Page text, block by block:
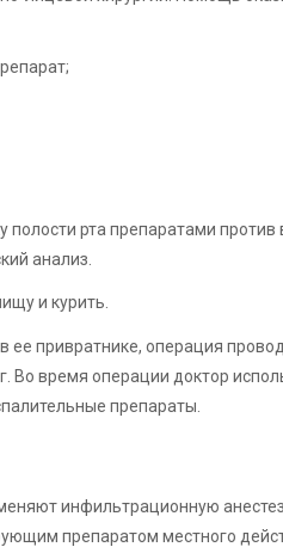
полости рта препаратами
анализ.
и курить.
ее привратнике, операция
Во время операции доктор
препараты.
инфильтрационную
препаратом местного